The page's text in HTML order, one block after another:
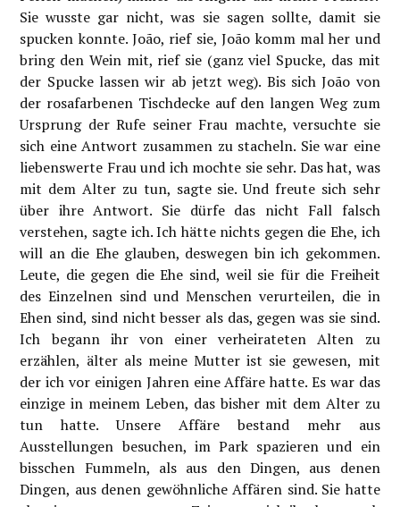
Sie wusste gar nicht, was sie sagen sollte, damit sie
spucken konnte. João, rief sie, João komm mal her und
bring den Wein mit, rief sie (ganz viel Spucke, das mit
der Spucke lassen wir ab jetzt weg). Bis sich João von
der rosafarbenen Tischdecke auf den langen Weg zum
Ursprung der Rufe seiner Frau machte, versuchte sie
sich eine Antwort zusammen zu stacheln. Sie war eine
liebenswerte Frau und ich mochte sie sehr. Das hat, was
mit dem Alter zu tun, sagte sie. Und freute sich sehr
über ihre Antwort. Sie dürfe das nicht Fall falsch
verstehen, sagte ich. Ich hätte nichts gegen die Ehe, ich
will an die Ehe glauben, deswegen bin ich gekommen.
Leute, die gegen die Ehe sind, weil sie für die Freiheit
des Einzelnen sind und Menschen verurteilen, die in
Ehen sind, sind nicht besser als das, gegen was sie sind.
Ich begann ihr von einer verheirateten Alten zu
erzählen, älter als meine Mutter ist sie gewesen, mit
der ich vor einigen Jahren eine Affäre hatte. Es war das
einzige in meinem Leben, das bisher mit dem Alter zu
tun hatte. Unsere Affäre bestand mehr aus
Ausstellungen besuchen, im Park spazieren und ein
bisschen Fummeln, als aus den Dingen, aus denen
Dingen, aus denen gewöhnliche Affären sind. Sie hatte